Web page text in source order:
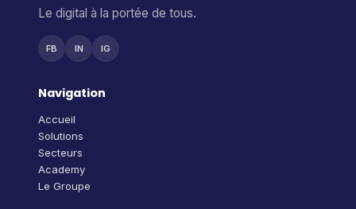
Le digital à la portée de tous.
FB IN IG
Navigation
Accueil
Solutions
Secteurs
Academy
Le Groupe